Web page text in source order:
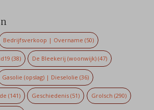
Bedrijfsverkoop | Overname (50)
(38) De Bleekerij (woonwijk) (47)
Gasolie (opslag) | Dieselolie (36)
(141) Geschiedenis (51) Grolsch (290)